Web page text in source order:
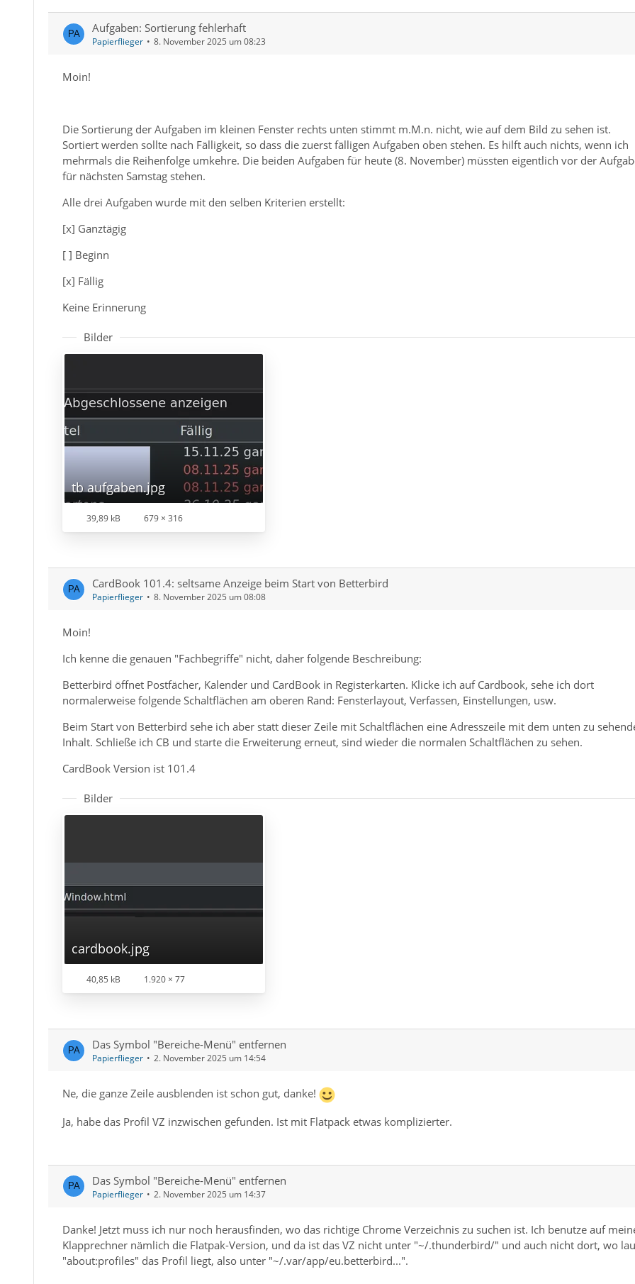
Aufgaben: Sortierung fehlerhaft
Papierflieger 8. November 2025 um 08:23
Moin!
Die Sortierung der Aufgaben im kleinen Fenster rechts unten stimmt m.M.n. nicht, wie auf dem Bild zu sehen ist.
Sortiert werden sollte nach Fälligkeit, so dass die zuerst fälligen Aufgaben oben stehen. Es hilft auch nichts, wenn ich
mehrmals die Reihenfolge umkehre. Die beiden Aufgaben für heute (8. November) müssten eigentlich vor der
für nächsten Samstag stehen.
Alle drei Aufgaben wurde mit den selben Kriterien erstellt:
[x] Ganztägig
[ ] Beginn
[x] Fällig
Keine Erinnerung
Bilder
tb aufgaben.jpg
39,89 kB 679 × 316
CardBook 101.4: seltsame Anzeige beim Start von Betterbird
Papierflieger 8. November 2025 um 08:08
Moin!
Ich kenne die genauen "Fachbegriffe" nicht, daher folgende Beschreibung:
Betterbird öffnet Postfächer, Kalender und CardBook in Registerkarten. Klicke ich auf Cardbook, sehe ich dort
normalerweise folgende Schaltflächen am oberen Rand: Fensterlayout, Verfassen, Einstellungen, usw.
Beim Start von Betterbird sehe ich aber statt dieser Zeile mit Schaltflächen eine Adresszeile mit dem unten zu
Inhalt. Schließe ich CB und starte die Erweiterung erneut, sind wieder die normalen Schaltflächen zu sehen.
CardBook Version ist 101.4
Bilder
cardbook.jpg
40,85 kB 1.920 × 77
Das Symbol "Bereiche-Menü" entfernen
Papierflieger 2. November 2025 um 14:54
Ne, die ganze Zeile ausblenden ist schon gut, danke!
Ja, habe das Profil VZ inzwischen gefunden. Ist mit Flatpack etwas komplizierter.
Das Symbol "Bereiche-Menü" entfernen
Papierflieger 2. November 2025 um 14:37
Danke! Jetzt muss ich nur noch herausfinden, wo das richtige Chrome Verzeichnis zu suchen ist. Ich benutze auf
Klapprechner nämlich die Flatpak-Version, und da ist das VZ nicht unter "~/.thunderbird/" und auch nicht dort, wo
"about:profiles" das Profil liegt, also unter "~/.var/app/eu.betterbird...".